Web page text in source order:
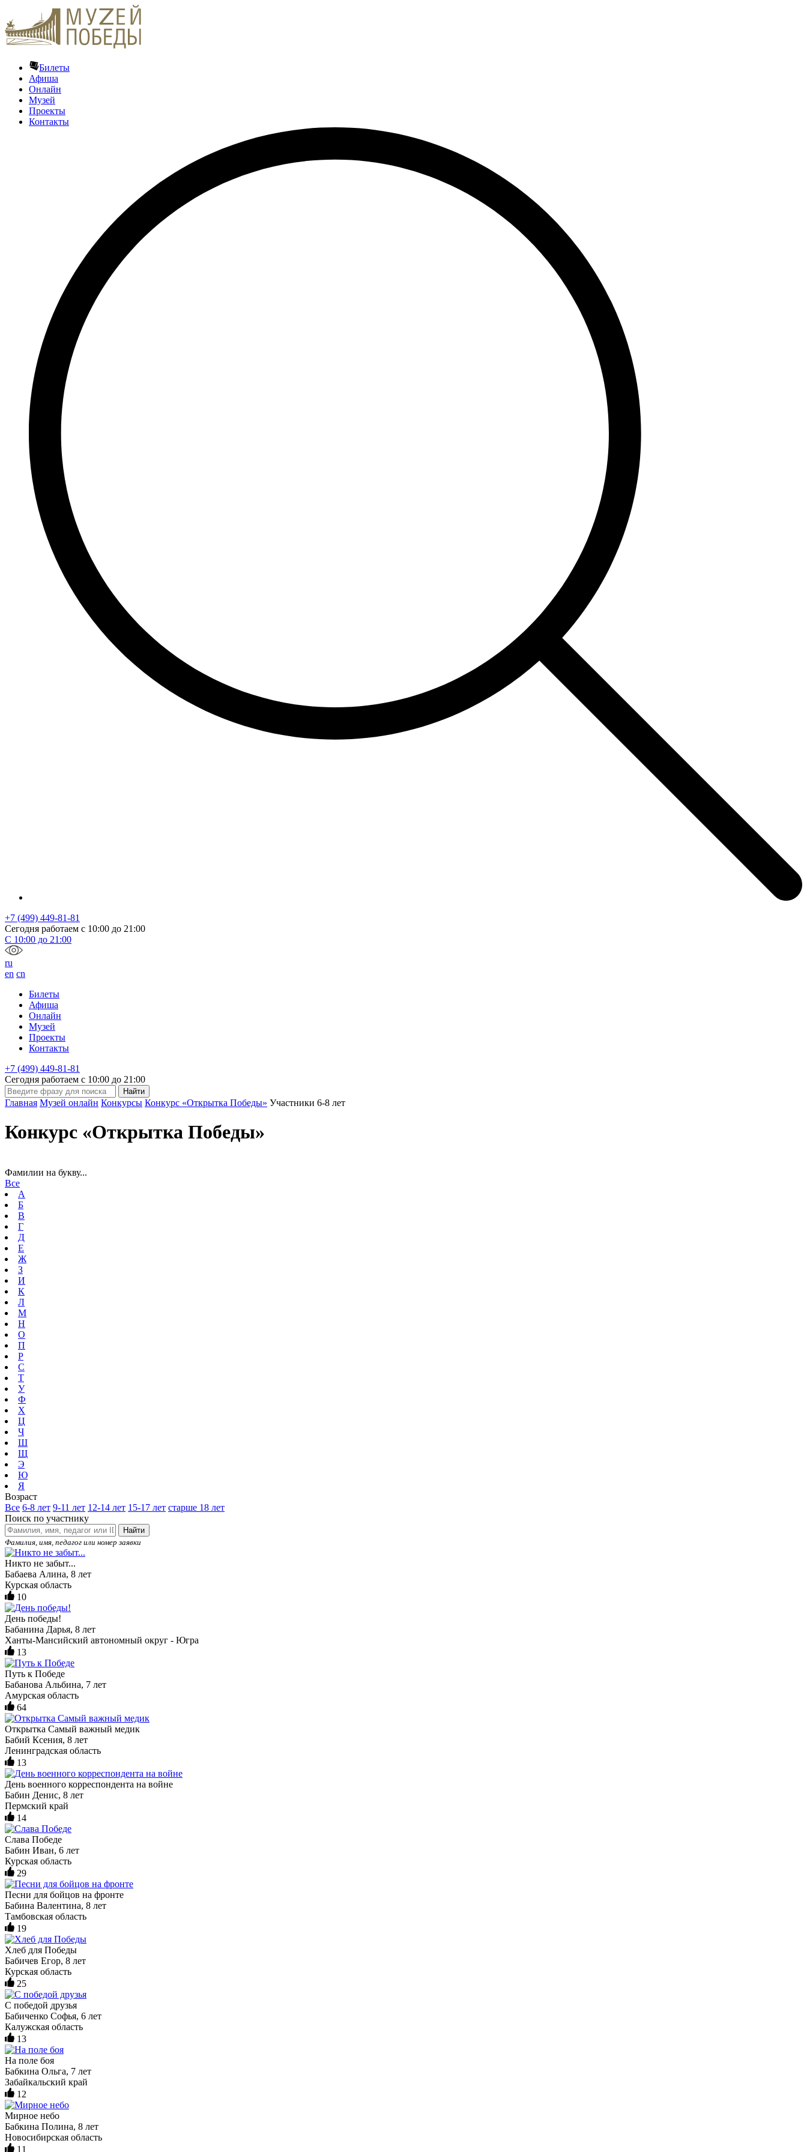
Билеты
Афиша
Онлайн
Музей
Проекты
Контакты
+7 (499) 449-81-81
Сегодня работаем с 10:00 до 21:00
С 10:00 до 21:00
ru
en cn
Билеты
Афиша
Онлайн
Музей
Проекты
Контакты
+7 (499) 449-81-81
Сегодня работаем с 10:00 до 21:00
Главная Музей онлайн Конкурсы Конкурс «Открытка Победы» Участники 6-8 лет
Конкурс «Открытка Победы»
Фамилии на букву...
Все
А
Б
В
Г
Д
Е
Ж
З
И
К
Л
М
Н
О
П
Р
С
Т
У
Ф
Х
Ц
Ч
Ш
Щ
Э
Ю
Я
Возраст
Все 6-8 лет 9-11 лет 12-14 лет 15-17 лет старше 18 лет
Поиск по участнику
Найти
Фамилия, имя, педагог или номер заявки
Никто не забыт...
Бабаева Алина, 8 лет
Курская область
10
День победы!
Бабанина Дарья, 8 лет
Ханты-Мансийский автономный округ - Югра
13
Путь к Победе
Бабанова Альбина, 7 лет
Амурская область
64
Открытка Самый важный медик
Бабий Ксения, 8 лет
Ленинградская область
13
День военного корреспондента на войне
Бабин Денис, 8 лет
Пермский край
14
Слава Победе
Бабин Иван, 6 лет
Курская область
29
Песни для бойцов на фронте
Бабина Валентина, 8 лет
Тамбовская область
19
Хлеб для Победы
Бабичев Егор, 8 лет
Курская область
25
С победой друзья
Бабиченко Софья, 6 лет
Калужская область
13
На поле боя
Бабкина Ольга, 7 лет
Забайкальский край
12
Мирное небо
Бабкина Полина, 8 лет
Новосибирская область
11